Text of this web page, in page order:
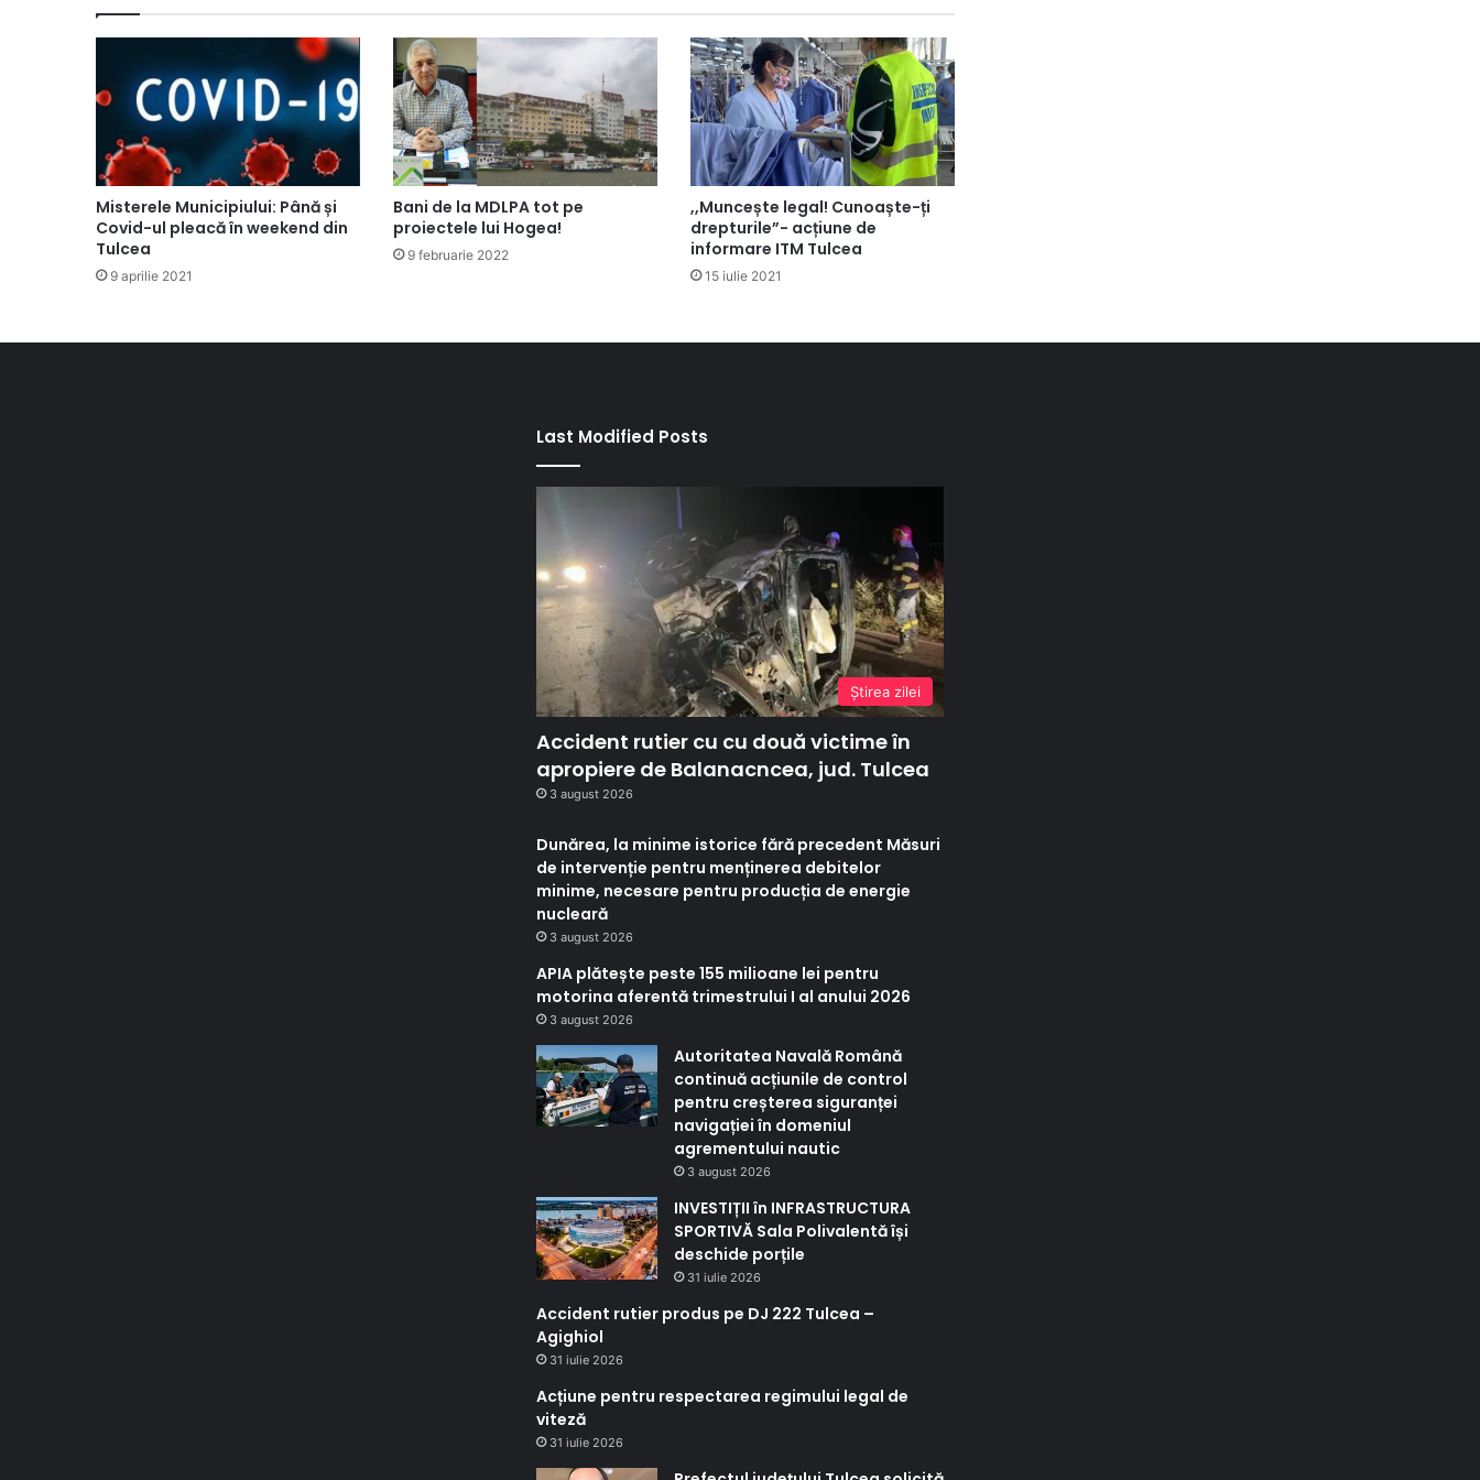
Misterele Municipiului: Până și
Covid-ul pleacă în weekend din
Tulcea
9 aprilie 2021
Bani de la MDLPA tot pe
proiectele lui Hogea!
9 februarie 2022
,,Muncește legal! Cunoaște-ți
drepturile”- acțiune de
informare ITM Tulcea
15 iulie 2021
Last Modified Posts
Ştirea zilei
Accident rutier cu cu două victime în
apropiere de Balanacncea, jud. Tulcea
3 august 2026
Dunărea, la minime istorice fără precedent Măsuri
de intervenție pentru menținerea debitelor
minime, necesare pentru producția de energie
nucleară
3 august 2026
APIA plătește peste 155 milioane lei pentru
motorina aferentă trimestrului I al anului 2026
3 august 2026
Autoritatea Navală Română
continuă acțiunile de control
pentru creșterea siguranței
navigației în domeniul
agrementului nautic
3 august 2026
INVESTIȚII în INFRASTRUCTURA
SPORTIVĂ Sala Polivalentă își
deschide porțile
31 iulie 2026
Accident rutier produs pe DJ 222 Tulcea –
Agighiol
31 iulie 2026
Acțiune pentru respectarea regimului legal de
viteză
31 iulie 2026